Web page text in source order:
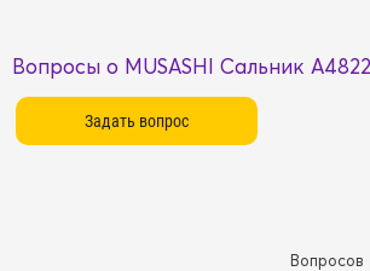
Вопросы о MUSASHI Сальник A4822
Вопросов